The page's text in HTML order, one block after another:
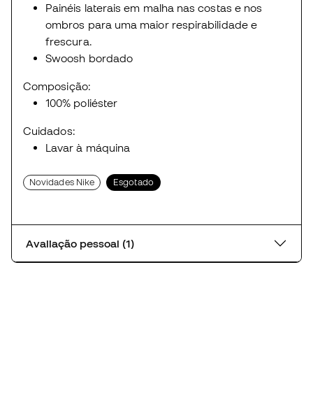
Painéis laterais em malha nas costas e nos
ombros para uma maior respirabilidade e
frescura.
Swoosh bordado
Composição:
100% poliéster
Cuidados:
Lavar à máquina
Novidades Nike Esgotado
Avaliação pessoal (1)